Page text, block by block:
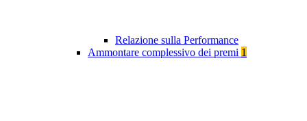
Relazione sulla Performance
Ammontare complessivo dei premi 1